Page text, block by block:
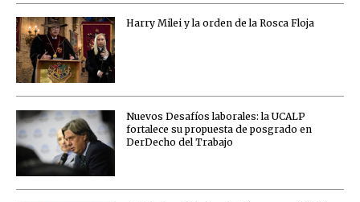
Harry Milei y la orden de la Rosca Floja
Nuevos Desafíos laborales: la UCALP
fortalece su propuesta de posgrado en
DerDecho del Trabajo